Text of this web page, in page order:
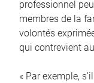
professionnel
membres de la
volontés
qui contrevient
« Par exemple,